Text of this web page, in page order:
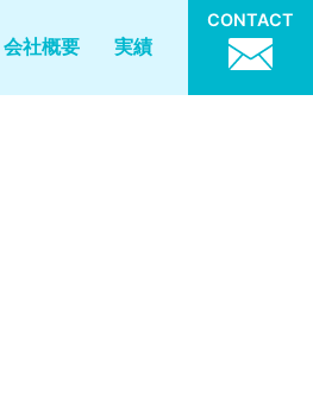
会社概要 実績
CONTACT